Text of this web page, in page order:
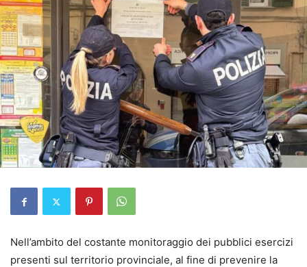
Nell’ambito del costante monitoraggio dei pubblici esercizi
presenti sul territorio provinciale, al fine di prevenire la